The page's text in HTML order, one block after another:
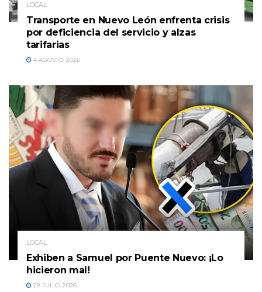
LOCAL
Transporte en Nuevo León enfrenta crisis
por deficiencia del servicio y alzas
tarifarias
4 AGOSTO, 2026
LOCAL
Exhiben a Samuel por Puente Nuevo: ¡Lo
hicieron mal!
28 JULIO, 2026